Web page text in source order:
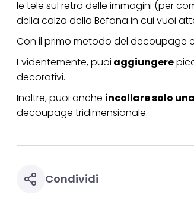
le tele sul retro delle immagini (per
della calza della Befana in cui vuoi
Con il primo metodo del decoupage
Evidentemente, puoi aggiungere
decorativi.
Inoltre, puoi anche incollare solo
decoupage tridimensionale.
Condividi